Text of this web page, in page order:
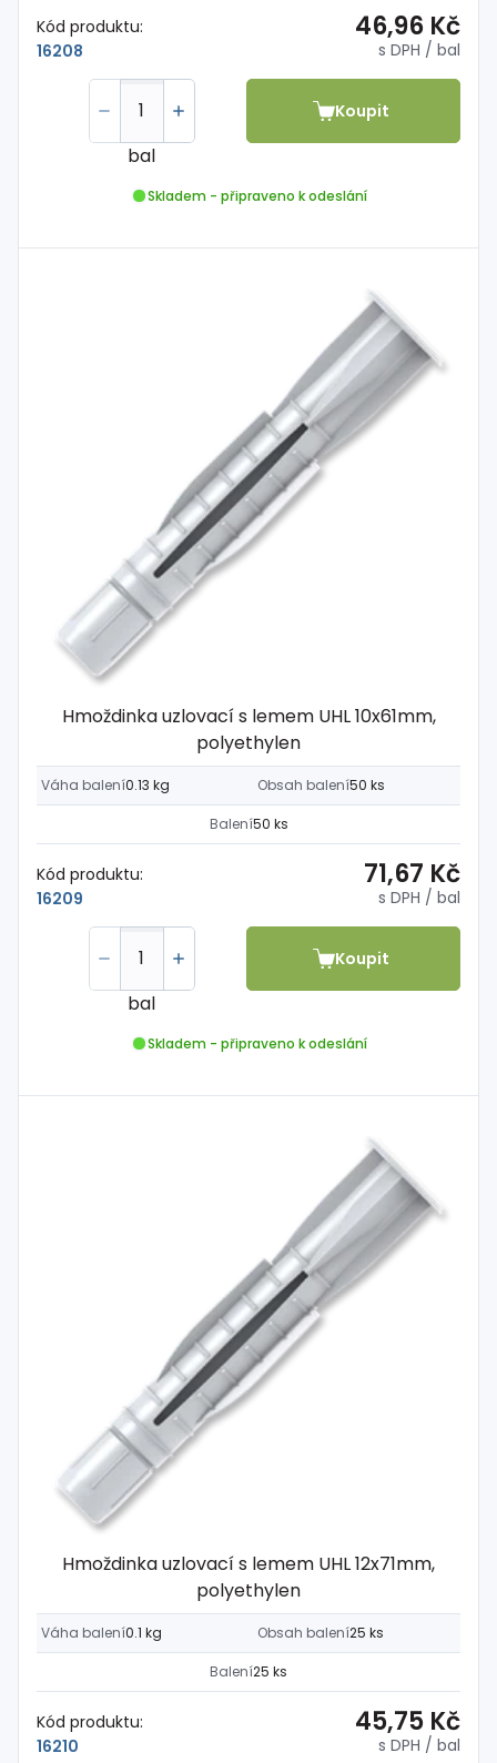
Kód produktu:
16208
46,96 Kč
s DPH / bal
bal
Koupit
Skladem - připraveno k odeslání
Hmoždinka uzlovací s lemem UHL 10x61mm,
polyethylen
Váha balení0.13 kg Obsah balení50 ks
Balení50 ks
Kód produktu:
16209
71,67 Kč
s DPH / bal
bal
Koupit
Skladem - připraveno k odeslání
Hmoždinka uzlovací s lemem UHL 12x71mm,
polyethylen
Váha balení0.1 kg Obsah balení25 ks
Balení25 ks
Kód produktu:
16210
45,75 Kč
s DPH / bal